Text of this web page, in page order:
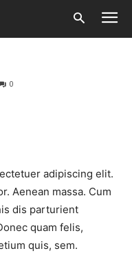
0
adipiscing elit.
Aenean massa. Cum
dis parturient
quam felis,
quis, sem.